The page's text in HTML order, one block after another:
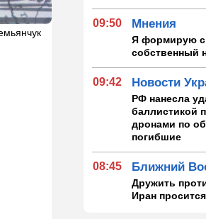
09:50 Мнения
Я формирую
собственный
09:42 Новости
РФ нанесла
баллистикой
дронами по
погибшие
08:45 Ближний
Дружить
Иран